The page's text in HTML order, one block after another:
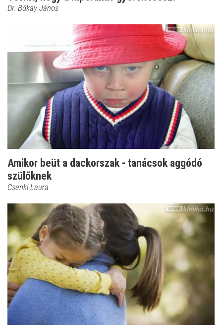
Dr. Bókay János
Amikor beüt a dackorszak - tanácsok aggódó
szülőknek
Csenki Laura